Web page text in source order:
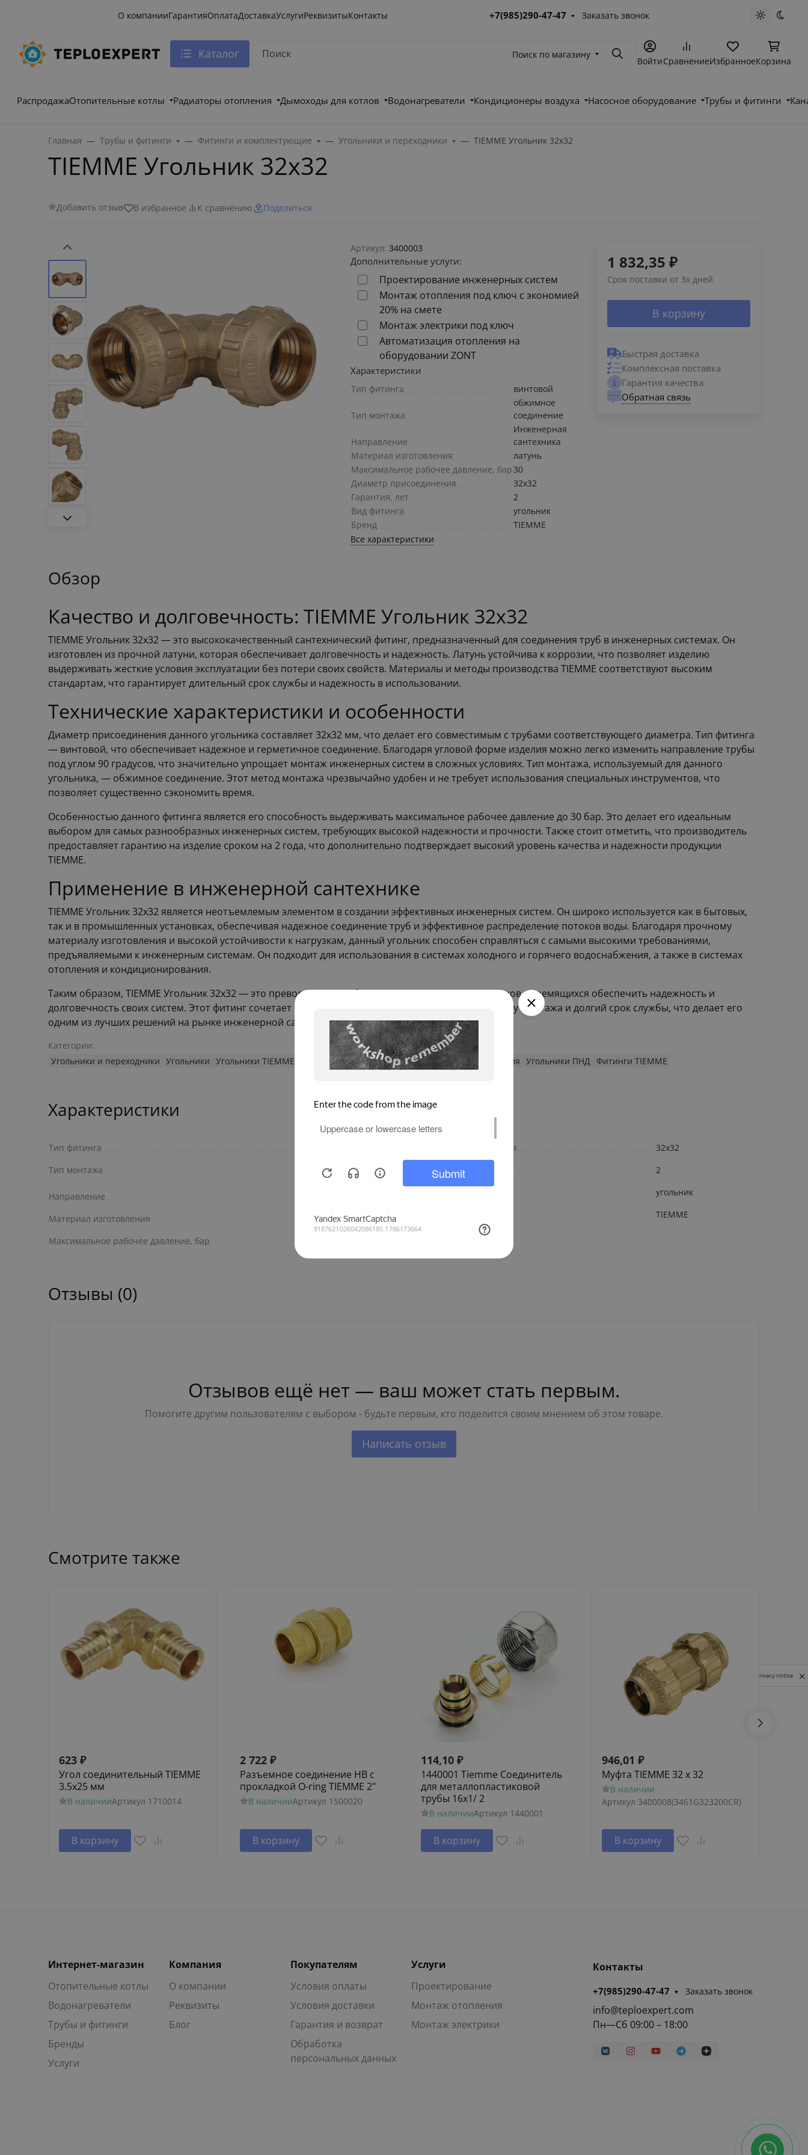
О компанииГарантияОплатаДоставкаУслугиРеквизитыКонтакты +7(985)290-47-47 Заказать звонок Светлая
Каталог Поиск по магазину ПоискВойтиСравнениеИзбранноеКорзина
РаспродажаОтопительные котлы Радиаторы отопления Дымоходы для котлов Водонагреватели Кондиционеры воздуха Насосное оборудование Трубы и фитинги
Главная Трубы и фитинги Фитинги и комплектующие Угольники и переходники TIEMME Угольник 32х32
TIEMME Угольник 32х32
Добавить отзыв В избранное К сравнению Поделиться
Артикул: 3400003
Дополнительные услуги:
Проектирование инженерных систем
Монтаж отопления под ключ с экономией
20% на смете
Монтаж электрики под ключ
Автоматизация отопления на
оборудовании ZONT
Характеристики
Тип фитинга винтовой
Тип монтажа
обжимное
соединение
Направление
Инженерная
сантехника
Материал изготовления
латунь
Максимальное рабочее давление, бар 30
Диаметр присоединения
32х32
Гарантия, лет
2
Вид фитинга
угольник
Бренд
TIEMME
Все характеристики
1 832,35 ₽
Срок поставки от 3х дней
В корзину
Быстрая доставка
Комплексная поставка
Гарантия качества
Обратная связь
Обзор
Качество и долговечность: TIEMME Угольник 32х32
TIEMME Угольник 32х32 — это высококачественный сантехнический фитинг, предназначенный для соединения труб в инженерных системах. Он
изготовлен из прочной латуни, которая обеспечивает долговечность и надежность. Латунь устойчива к коррозии, что позволяет изделию
выдерживать жесткие условия эксплуатации без потери своих свойств. Материалы и методы производства TIEMME соответствуют высоким
стандартам, что гарантирует длительный срок службы и надежность в использовании.
Технические характеристики и особенности
Диаметр присоединения данного угольника составляет 32х32 мм, что делает его совместимым с трубами соответствующего диаметра. Тип фитинга
— винтовой, что обеспечивает надежное и герметичное соединение. Благодаря угловой форме изделия можно легко изменить направление трубы
под углом 90 градусов, что значительно упрощает монтаж инженерных систем в сложных условиях. Тип монтажа, используемый для данного
угольника, — обжимное соединение. Этот метод монтажа чрезвычайно удобен и не требует использования специальных инструментов, что
позволяет существенно сэкономить время.
Особенностью данного фитинга является его способность выдерживать максимальное рабочее давление до 30 бар. Это делает его идеальным
выбором для самых разнообразных инженерных систем, требующих высокой надежности и прочности. Также стоит отметить, что производитель
предоставляет гарантию на изделие сроком на 2 года, что дополнительно подтверждает высокий уровень качества и надежности продукции
TIEMME.
Применение в инженерной сантехнике
TIEMME Угольник 32х32 является неотъемлемым элементом в создании эффективных инженерных систем. Он широко используется как в бытовых,
так и в промышленных установках, обеспечивая надежное соединение труб и эффективное распределение потоков воды. Благодаря прочному
материалу изготовления и высокой устойчивости к нагрузкам, данный угольник способен справляться с самыми высокими требованиями,
предъявляемыми к инженерным системам. Он подходит для использования в системах холодного и горячего водоснабжения, а также в системах
отопления и кондиционирования.
Таким образом, TIEMME Угольник 32х32 — это превосходный выбор для инженеров и монтажников, стремящихся обеспечить надежность и
долговечность своих систем. Этот фитинг сочетает в себе высокое качество исполнения, простоту монтажа и долгий срок службы, что делает его
одним из лучших решений на рынке инженерной сантехники.
Категории:
Угольники и переходники Угольники Угольники TIEMME Фитинги для труб из полиэтилена низкого давления Угольники ПНД Фитинги TIEMME
Характеристики
Тип фитинга
Тип монтажа
обжимное соединение
Направление
Материал изготовления
латунь
Максимальное рабочее давление, бар
Диаметр присоединения
32х32
Гарантия, лет
2
угольник
TIEMME
Отзывы (0)
Отзывов ещё нет — ваш может стать первым.
Помогите другим пользователям с выбором - будьте первым, кто поделится своим мнением об этом товаре.
Написать отзыв
Смотрите также
623 ₽
Угол соединительный TIEMME
3.5х25 мм
В наличииАртикул 1710014
В корзину
2 722 ₽
Разъемное соединение НВ с
прокладкой O-ring TIEMME 2"
В наличииАртикул 1500020
В корзину
114,10 ₽
1440001 Tiemme Соединитель
для металлопластиковой
трубы 16x1/ 2
В наличииАртикул 1440001
В корзину
946,01 ₽
Муфта TIEMME 32 x 32
В наличии
Артикул 3400008(3461G323200CR)
В корзину
Интернет-магазин
Отопительные котлы
Водонагреватели
Трубы и фитинги
Бренды
Услуги
Компания
О компании
Реквизиты
Блог
Покупателям
Условия оплаты
Условия доставки
Гарантия и возврат
Обработка
персональных данных
Услуги
Проектирование
Монтаж отопления
Монтаж электрики
Контакты
+7(985)290-47-47 Заказать звонок
info@teploexpert.com
Пн—Сб 09:00 – 18:00
Privacy notice